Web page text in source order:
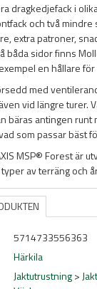
dragkedjefack i
och två
extra patroner,
båda sidor finns
en hållare
med
vid längre turer.
bäras antingen
som passar bäst
MSP® Forest är
av terräng och
5714733556363
Härkila
Jaktutrustning>